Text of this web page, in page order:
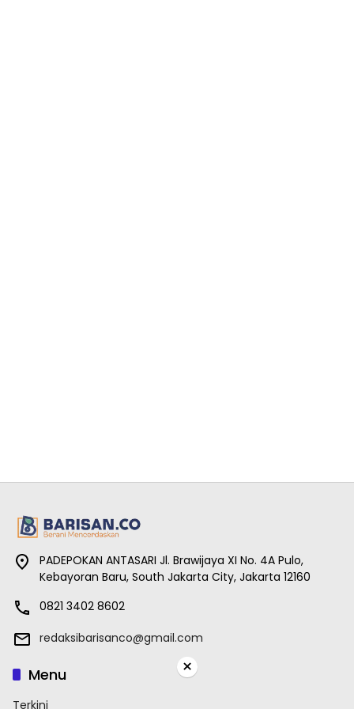
PADEPOKAN ANTASARI Jl. Brawijaya XI No. 4A Pulo,
Kebayoran Baru, South Jakarta City, Jakarta 12160
0821 3402 8602
redaksibarisanco@gmail.com
Menu
Terkini
×